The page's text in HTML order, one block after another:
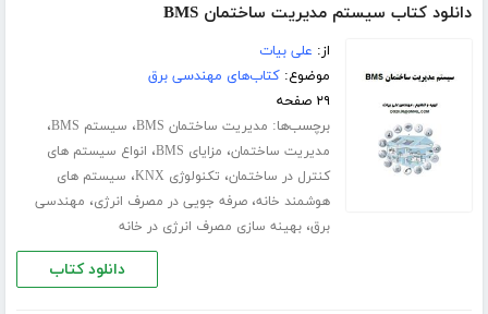
دانلود کتاب سیستم مدیریت ساختمان BMS
از: علی بیات
موضوع:کتاب‌های مهندسی برق
۲۹ صفحه
برچسب‌ها: مدیریت ساختمان BMS ، سیستم BMS ،
مدیریت ساختمان، مزایای BMS ، انواع سیستم های
کنترل در ساختمان، تکنولوژی KNX ، سیستم های
هوشمند خانه،صرفه جویی در مصرف انرژی، مهندسی
برق،بهینه سازی مصرف انرژی در خانه
دانلود کتاب